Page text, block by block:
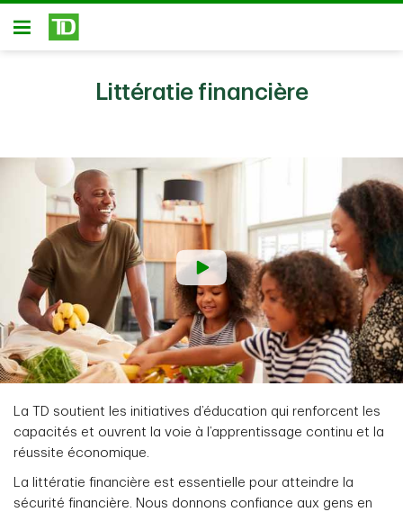
Passer au contenu principal
Ouvert
Littératie financière
La TD soutient les initiatives d’éducation qui renforcent les
capacités et ouvrent la voie à l’apprentissage continu et la
réussite économique.
La littératie financière est essentielle pour atteindre la
sécurité financière. Nous donnons confiance aux gens en